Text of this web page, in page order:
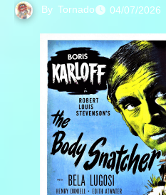
By Tornado 04/07/2026